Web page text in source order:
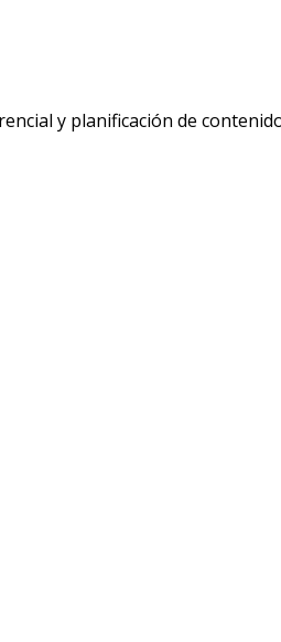
y planificación de